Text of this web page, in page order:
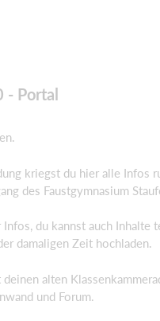
- Portal
kriegst du hier alle Infos
des Faustgymnasium
du kannst auch Inhalte
damaligen Zeit hochladen.
alten
und Forum.